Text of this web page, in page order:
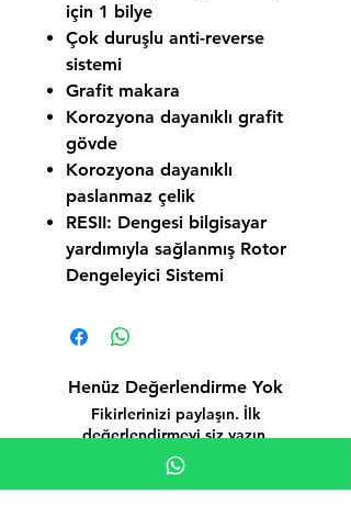
için 1 bilye
Çok duruşlu anti-reverse
sistemi
Grafit makara
Korozyona dayanıklı grafit
gövde
Korozyona dayanıklı
paslanmaz çelik
RESII: Dengesi bilgisayar
yardımıyla sağlanmış Rotor
Dengeleyici Sistemi
Henüz Değerlendirme Yok
Fikirlerinizi paylaşın. İlk
değerlendirmeyi siz yazın.